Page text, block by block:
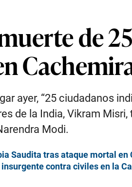
de
ayer, “25 ciudadanos
de la India, Vikram
Modi.
Saudita tras ataque mortal en
contra civiles en la